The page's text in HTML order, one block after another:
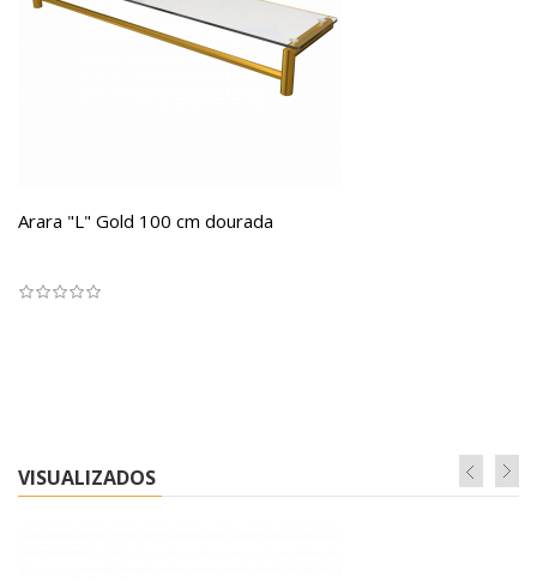
Arara "L" Gold 100 cm dourada
VISUALIZADOS